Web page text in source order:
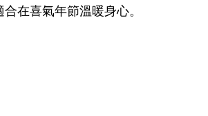
在喜氣年節溫暖身心。